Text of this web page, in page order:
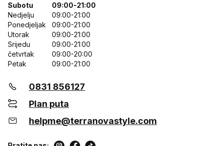
Subotu
09:00-21:00
Nedjelju
09:00-21:00
Ponedjeljak
09:00-21:00
Utorak
09:00-21:00
Srijedu
09:00-21:00
četvrtak
09:00-20:00
Petak
09:00-21:00
0831 856127
Plan puta
helpme@terranovastyle.com